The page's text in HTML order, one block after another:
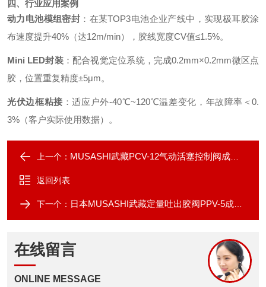
四、行业应用案例
动力电池模组密封 ：在某TOP3电池企业产线中，实现极耳胶涂
布速度提升40%（达12m/min），胶线宽度CV值≤1.5%。
Mini LED封装：配合视觉定位系统，完成0.2mm×0.2mm微区点
胶，位置重复精度±5μm。
光伏边框粘接 ：适应户外-40℃~120℃温差变化，年故障率＜0.
3%（客户实际使用数据）。
上一个： MUSASHI武藏PCV-12气动活塞控制阀成都代理
返回列表
下一个： 日本MUSASHI武藏定量吐出胶阀PPV-5成都代理
在线留言
ONLINE MESSAGE